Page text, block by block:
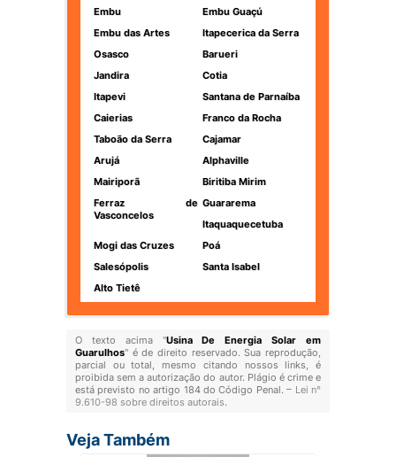
Embu
Embu Guaçú
Embu das Artes
Itapecerica da Serra
Osasco
Barueri
Jandira
Cotia
Itapevi
Santana de Parnaíba
Caierias
Franco da Rocha
Taboão da Serra
Cajamar
Arujá
Alphaville
Mairiporã
Biritiba Mirim
Ferraz de
Vasconcelos
Guararema
Itaquaquecetuba
Mogi das Cruzes
Poá
Salesópolis
Santa Isabel
Alto Tietê
O texto acima "Usina De Energia Solar em
Guarulhos" é de direito reservado. Sua reprodução,
parcial ou total, mesmo citando nossos links, é
proibida sem a autorização do autor. Plágio é crime e
está previsto no artigo 184 do Código Penal. – Lei n°
9.610-98 sobre direitos autorais.
Veja Também